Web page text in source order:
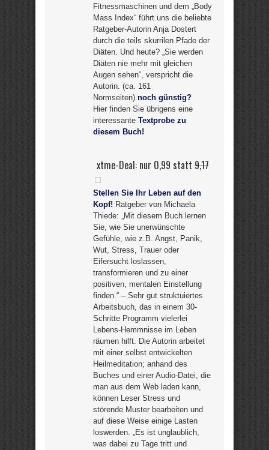
Fitnessmaschinen und dem „Body
Mass Index“ führt uns die beliebte
Ratgeber-Autorin Anja Dostert
durch die teils skurrilen Pfade der
Diäten. Und heute? „Sie werden
Diäten nie mehr mit gleichen
Augen sehen“, verspricht die
Autorin. (ca. 161
Normseiten) noch günstig?
Hier finden Sie übrigens eine
interessante Textprobe zu
diesem Buch!
xtme-Deal: nur 0,99 statt9,17
Stellen Sie Ihr Leben auf den
Kopf! Ratgeber von Michaela
Thiede: „Mit diesem Buch lernen
Sie, wie Sie unerwünschte
Gefühle, wie z.B. Angst, Panik,
Wut, Stress, Trauer oder
Eifersucht loslassen,
transformieren und zu einer
positiven, mentalen Einstellung
finden.“ – Sehr gut struktuiertes
Arbeitsbuch, das in einem 30-
Schritte Programm vielerlei
Lebens-Hemmnisse im Leben
räumen hilft. Die Autorin arbeitet
mit einer selbst entwickelten
Heilmeditation; anhand des
Buches und einer Audio-Datei, die
man aus dem Web laden kann,
können Leser Stress und
störende Muster bearbeiten und
auf diese Weise einige Lasten
loswerden. „Es ist unglaublich,
was dabei zu Tage tritt und